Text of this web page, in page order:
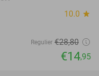
10.0 star
Regulier €28,80
€14,95